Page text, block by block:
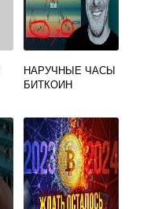
НАРУЧНЫЕ ЧАСЫ
БИТКОИН